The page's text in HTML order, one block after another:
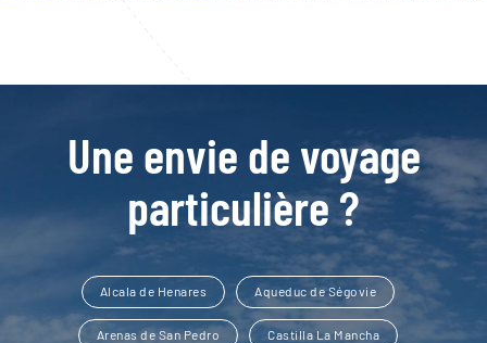
Une envie de voyage
particulière ?
Alcala de Henares Aqueduc de Ségovie
Arenas de San Pedro Castilla La Mancha